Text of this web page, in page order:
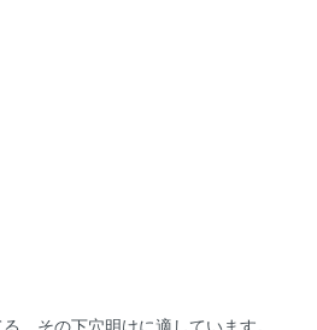
、その下穴明けに適しています。